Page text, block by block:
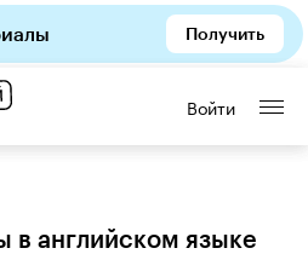
Получить
Войти
в английском языке